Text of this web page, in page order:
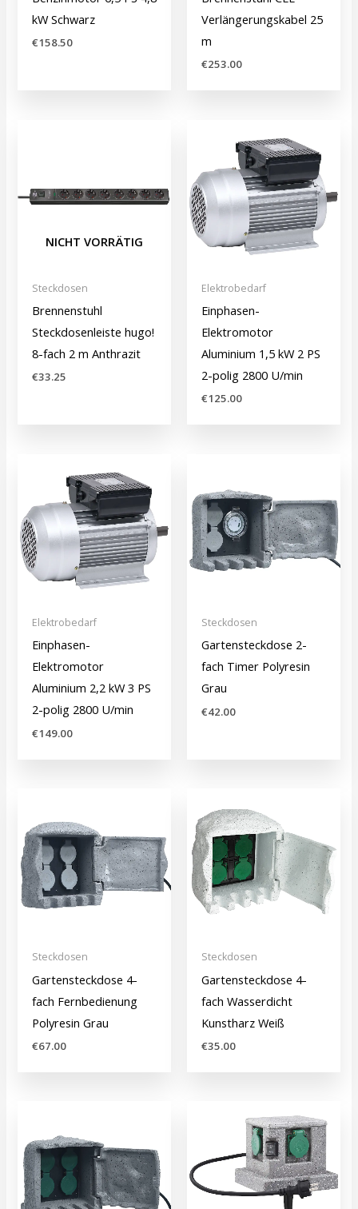
kW Schwarz
€158.50
Verlängerungskabel 25
m
€253.00
NICHT VORRÄTIG
Steckdosen
Brennenstuhl
Steckdosenleiste hugo!
8-fach 2 m Anthrazit
€33.25
Elektrobedarf
Einphasen-
Elektromotor
Aluminium 1,5 kW 2 PS
2-polig 2800 U/min
€125.00
Elektrobedarf
Einphasen-
Elektromotor
Aluminium 2,2 kW 3 PS
2-polig 2800 U/min
€149.00
Steckdosen
Gartensteckdose 2-
fach Timer Polyresin
Grau
€42.00
Steckdosen
Gartensteckdose 4-
fach Fernbedienung
Polyresin Grau
€67.00
Steckdosen
Gartensteckdose 4-
fach Wasserdicht
Kunstharz Weiß
€35.00